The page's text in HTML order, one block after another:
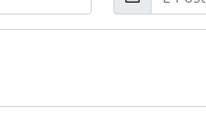
Posta